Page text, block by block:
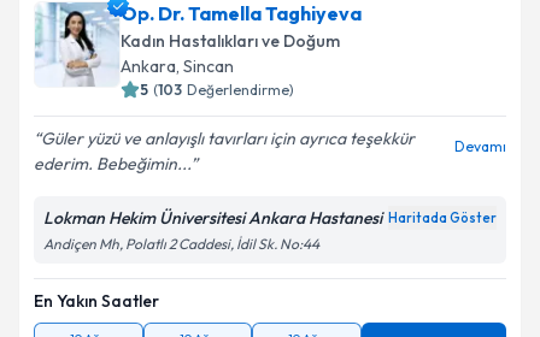
Op. Dr. Tamella Taghiyeva
Kadın Hastalıkları ve Doğum
Ankara, Sincan
5 (103 Değerlendirme)
Güler yüzü ve anlayışlı tavırları için ayrıca teşekkür
ederim. Bebeğimin...
Devamı
Lokman Hekim Üniversitesi Ankara Hastanesi Haritada Göster
Andiçen Mh, Polatlı 2 Caddesi, İdil Sk. No:44
En Yakın Saatler